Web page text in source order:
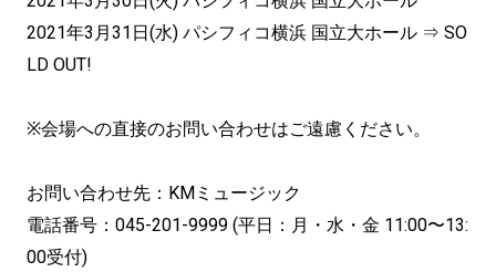
2021年3月31日(水) パシフィコ横浜 国立大ホール ⇒ SO
LD OUT!
※会場への直接のお問い合わせはご遠慮ください。
お問い合わせ先：KMミュージック
電話番号：045-201-9999 (平日：月・水・金 11:00〜13:
00受付)